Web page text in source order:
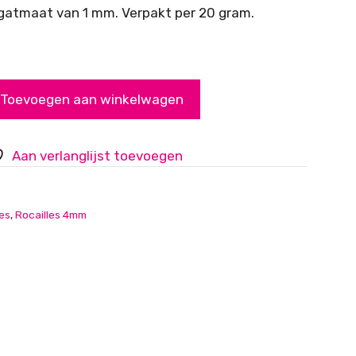
van 1 mm. Verpakt per 20 gram.
Toevoegen aan winkelwagen
Aan verlanglijst toevoegen
,Rocailles 4mm